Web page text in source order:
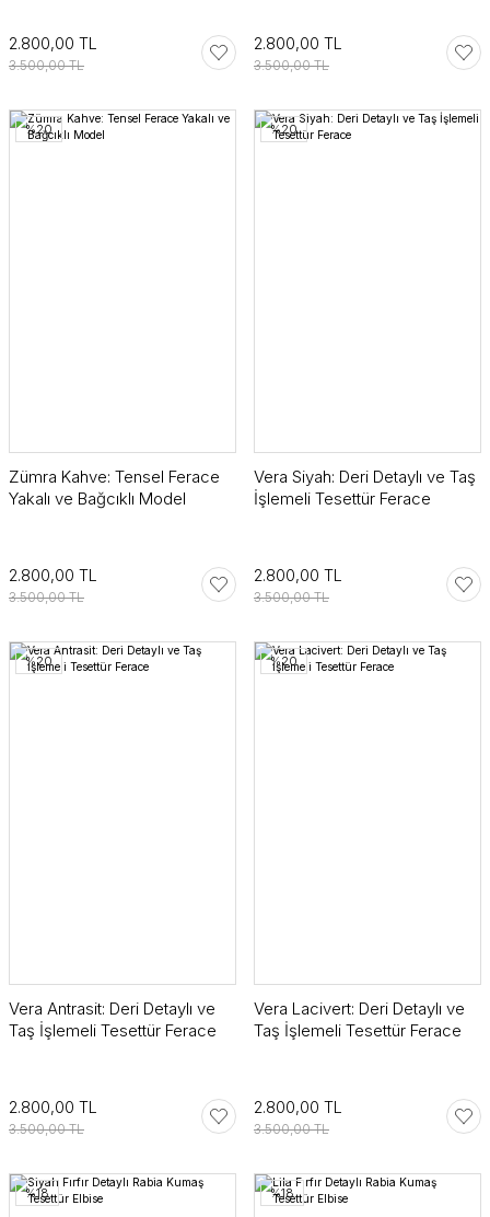
2.800,00 TL
3.500,00 TL
2.800,00 TL
3.500,00 TL
%20
Zümra Kahve: Tensel Ferace
Yakalı ve Bağcıklı Model
2.800,00 TL
3.500,00 TL
%20
Vera Siyah: Deri Detaylı ve Taş
İşlemeli Tesettür Ferace
2.800,00 TL
3.500,00 TL
%20
Vera Antrasit: Deri Detaylı ve
Taş İşlemeli Tesettür Ferace
2.800,00 TL
3.500,00 TL
%20
Vera Lacivert: Deri Detaylı ve
Taş İşlemeli Tesettür Ferace
2.800,00 TL
3.500,00 TL
%18 %18